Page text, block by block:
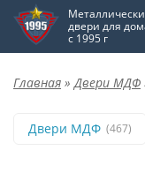
двери для
с 1995 г
Главная » Двери МДФ
Двери МДФ (467)